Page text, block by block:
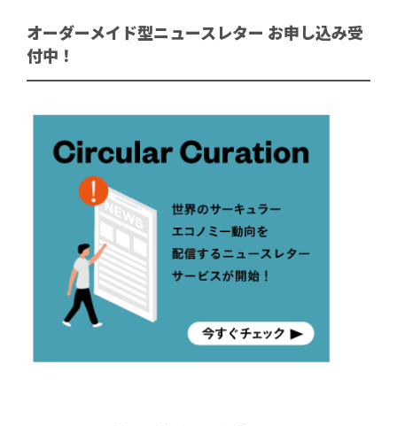
オーダーメイド型ニュースレター お申し込み受
付中！